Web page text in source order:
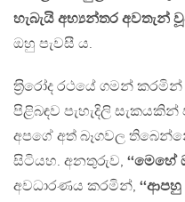
හැබැයි අභ්‍යන්තර අවතැන්
ඔහු පැවසී ය.
ත‍්‍රිරෝද රථයේ ගමන්
පිළිබඳව පැහැදිලි
අපගේ අත් බෑගවල
සිටියහ. අනතුරුව,
අවධාරණය කරමින්,